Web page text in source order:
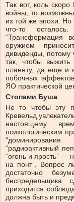
Так вот, коль
войны, то
из той же эпохи.
что-то
“Трансформация
оружием
дивиденды, потому
так, чтобы выжить
планету, да еще и
побочных
ЯО практической
Стопами Буша
Не то чтобы эту
Кревельд
настоящему
психологическим
“радиоактивный
“огонь и ярость” —
на понт”. Вопрос
достаточно
приходится
должна быть и